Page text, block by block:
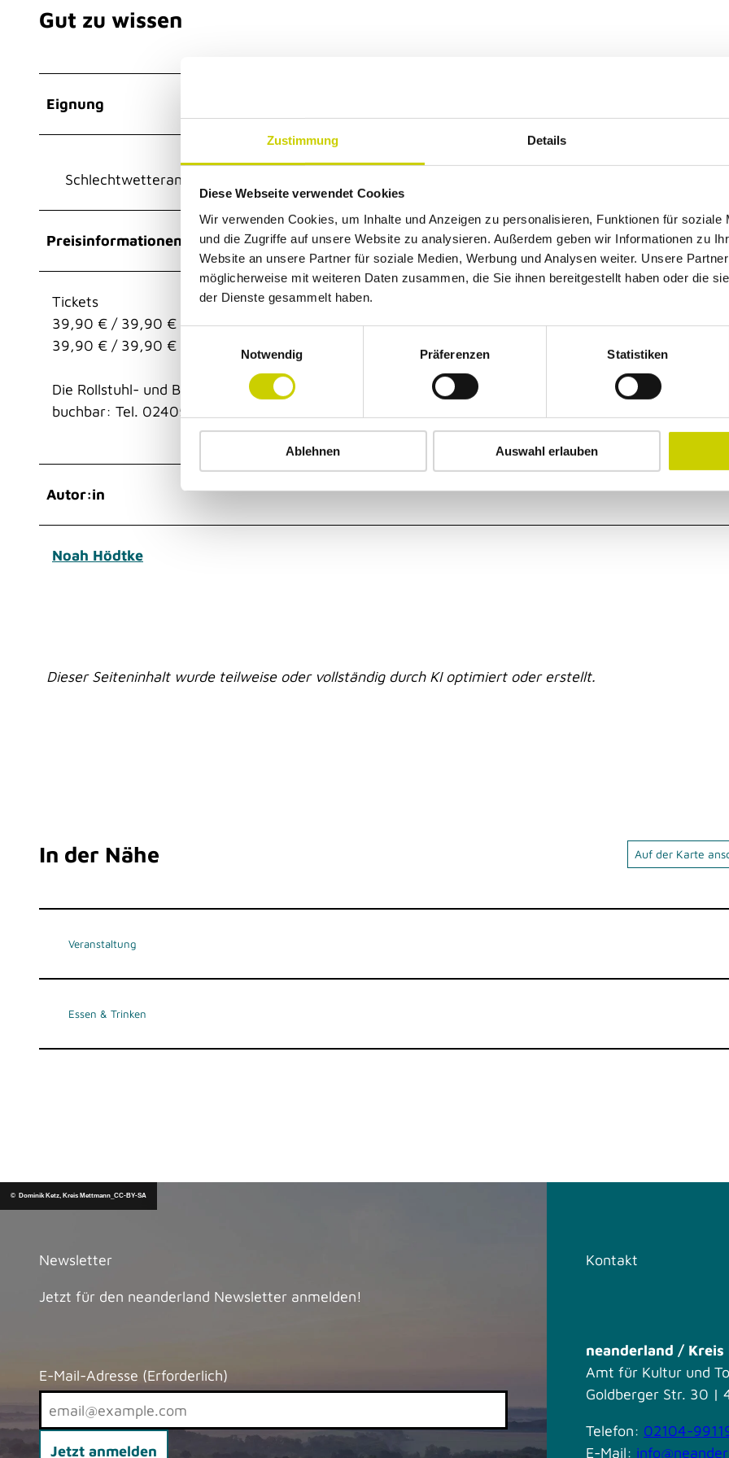
Zustimmung Details
Diese Webseite verwendet Cookies
Wir verwenden Cookies, um Inhalte und Anzeigen zu personalisieren, Funktionen für soziale
und die Zugriffe auf unsere Website zu analysieren. Außerdem geben wir Informationen zu
Website an unsere Partner für soziale Medien, Werbung und Analysen weiter. Unsere
möglicherweise mit weiteren Daten zusammen, die Sie ihnen bereitgestellt haben oder die
der Dienste gesammelt haben.
w
i
g
n
h
Notwendig Präferenzen Statistiken
Ablehnen Auswahl erlauben
Gut zu wissen
Eignung
Schlechtwetterangebot
Preisinformationen
Tickets
39,90 € / 39,90 € (ermäßigt)
39,90 € / 39,90 € (ermäßigt) im Vorverkauf
Die Rollstuhl- und Begleitplätze 2, 4 & 6 in Reihe 13 & 14 sind ausschließlich über die Plattform Eventim
buchbar: Tel. 02405-40860
Autor:in
Noah Hödtke
Dieser Seiteninhalt wurde teilweise oder vollständig durch KI optimiert oder erstellt.
In der Nähe Auf der Karte
Veranstaltung
Essen & Trinken
© Dominik Ketz, Kreis Mettmann_CC-BY-SA
Newsletter
Jetzt für den neanderland Newsletter anmelden!
E-Mail-Adresse (Erforderlich)
Jetzt anmelden
Kontakt
neanderland / Kreis
Amt für Kultur und
Goldberger Str. 30 |
Telefon: 02104-
E-Mail: